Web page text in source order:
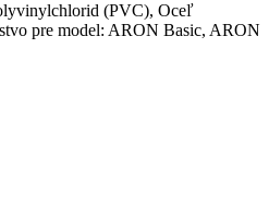
(PVC), Oceľ
pre model: ARON Basic, ARON